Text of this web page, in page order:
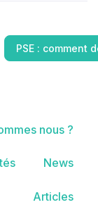
PSE : comment
nous ?
News
Articles